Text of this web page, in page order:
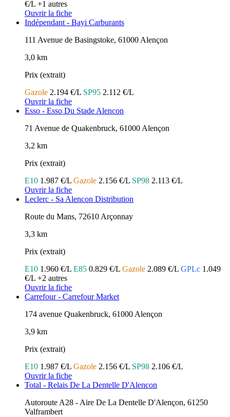
€/L +1 autres
Ouvrir la fiche
Indépendant - Bayi Carburants
111 Avenue de Basingstoke, 61000 Alençon
3,0 km
Prix (extrait)
Gazole 2.194 €/L SP95 2.112 €/L
Ouvrir la fiche
Esso - Esso Du Stade Alencon
71 Avenue de Quakenbruck, 61000 Alençon
3,2 km
Prix (extrait)
E10 1.987 €/L Gazole 2.156 €/L SP98 2.113 €/L
Ouvrir la fiche
Leclerc - Sa Alencon Distribution
Route du Mans, 72610 Arçonnay
3,3 km
Prix (extrait)
E10 1.960 €/L E85 0.829 €/L Gazole 2.089 €/L GPLc 1.049
€/L +2 autres
Ouvrir la fiche
Carrefour - Carrefour Market
174 avenue Quakenbruck, 61000 Alençon
3,9 km
Prix (extrait)
E10 1.987 €/L Gazole 2.156 €/L SP98 2.106 €/L
Ouvrir la fiche
Total - Relais De La Dentelle D'Alencon
Autoroute A28 - Aire De La Dentelle D'Alençon, 61250
Valframbert